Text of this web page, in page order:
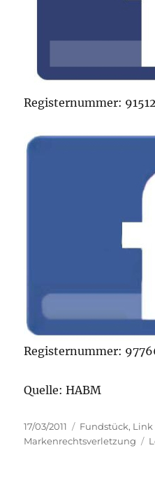
Registernummer:
Registernummer:
Quelle: HABM
Posted
on
17/03/2011 Categories
Fundstück, Link
Markenrechtsverletzung